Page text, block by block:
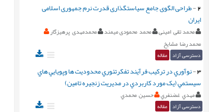
2
-طراحی الگوی جامع سیاستگذاری قدرت نرم جمهوری اسلامی
ایران
محمد تقی امینی محمد محمودی میمند
محمدمهدی پرهیزگار
محمد رضا مشایخ
دسترسی آزاد مقاله
3
-نوآوري در ترکيب فرآيند تفکرتئوري محدوديت ها وپويايي هاي
سيستمي (يک مورد کاربردي در مديريت زنجيره تامين)
مهدي غضنفري حسين محمدي
دسترسی آزاد مقاله